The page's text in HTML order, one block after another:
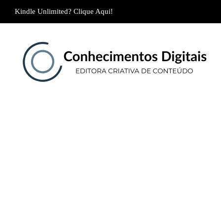
Kindle Unlimited? Clique Aqui!